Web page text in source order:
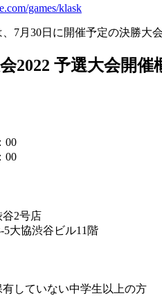
games/klask
7月30日に開催予定の決勝大
2022 予選大会開催
00
00
谷2号店
5大協渋谷ビル11階
していない中学生以上の方